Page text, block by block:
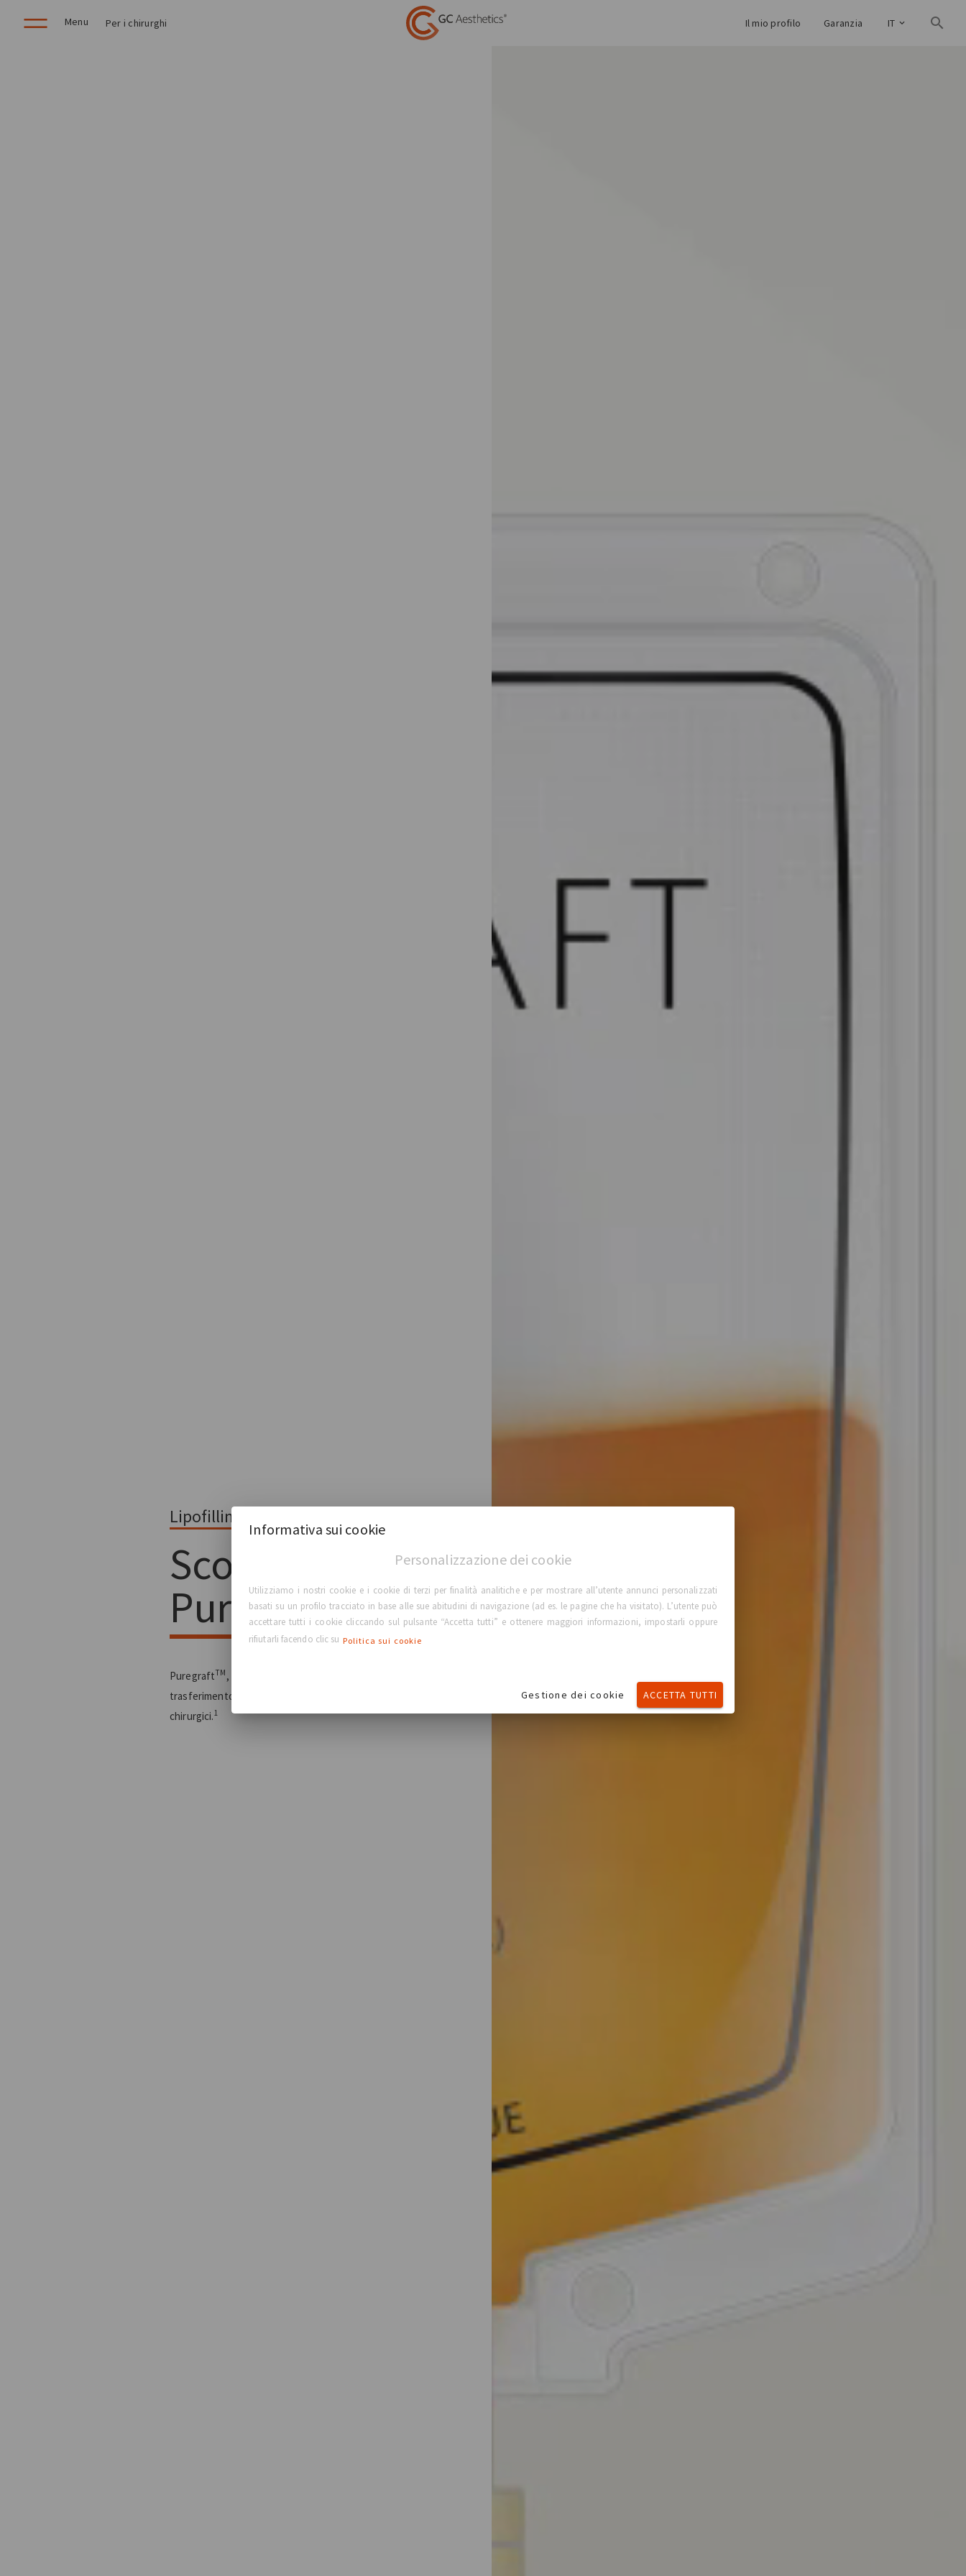
Menu Per i chirurghi Il mio profilo Garanzia IT
Lipofilling
Scopri
Puregraft®
PuregraftTM ️, il sistema gold standard per il
trasferimento del grasso per migliorare i risultati
chirurgici.1
Informativa sui cookie
Personalizzazione dei cookie
Utilizziamo i nostri cookie e i cookie di terzi per finalità analitiche e per mostrare all’utente annunci personalizzati
basati su un profilo tracciato in base alle sue abitudini di navigazione (ad es. le pagine che ha visitato). L’utente può
accettare tutti i cookie cliccando sul pulsante “Accetta tutti” e ottenere maggiori informazioni, impostarli oppure
rifiutarli facendo clic su Politica sui cookie
Gestione dei cookie ACCETTA TUTTI